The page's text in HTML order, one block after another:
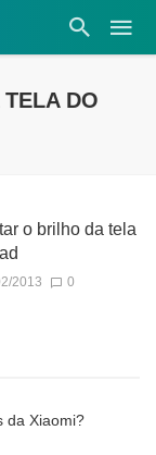
DO
o brilho da tela
2013 0
da Xiaomi?